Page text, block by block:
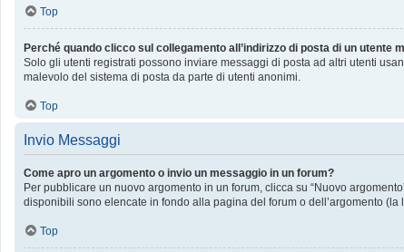
Top
Perché quando clicco sul collegamento all’indirizzo di posta di un utente
Solo gli utenti registrati possono inviare messaggi di posta ad altri utenti
malevolo del sistema di posta da parte di utenti anonimi.
Top
Invio Messaggi
Come apro un argomento o invio un messaggio in un forum?
Per pubblicare un nuovo argomento in un forum, clicca su “Nuovo
disponibili sono elencate in fondo alla pagina del forum o dell’argomento (la
Top